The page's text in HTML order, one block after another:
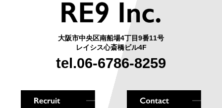
大阪市中央区南船場4丁目9番11号
レイシス心斎橋ビル4F
tel.06-6786-8259